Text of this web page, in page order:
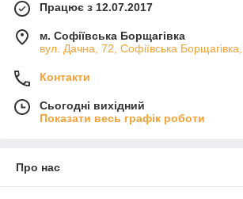
Працює з 12.07.2017
м. Софіївська Борщагівка
вул. Дачна, 72, Софіївська Борщагівка,
Контакти
Сьогодні вихідний
Показати весь графік роботи
Про нас